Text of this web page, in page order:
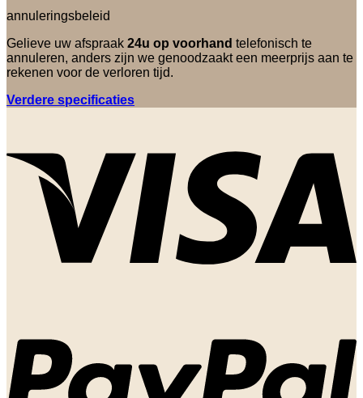
annuleringsbeleid
Gelieve uw afspraak 24u op voorhand telefonisch te
annuleren, anders zijn we genoodzaakt een meerprijs aan te
rekenen voor de verloren tijd.
Verdere specificaties